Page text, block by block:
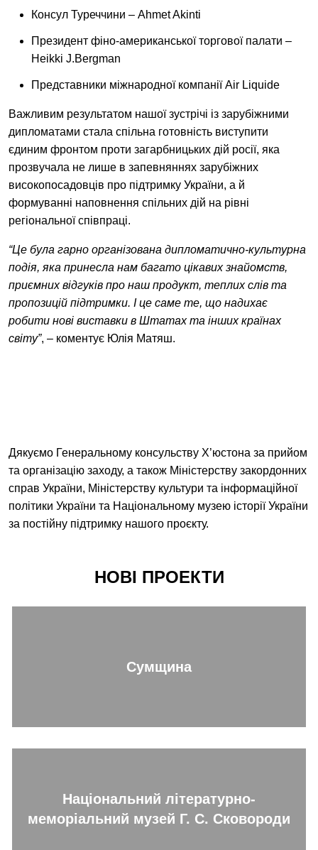
Консул Туреччини – Ahmet Akinti
Президент фіно-американської торгової палати –
Heikki J.Bergman
Представники міжнародної компанії Air Liquide
Важливим результатом нашої зустрічі із зарубіжними
дипломатами стала спільна готовність виступити
єдиним фронтом проти загарбницьких дій росії, яка
прозвучала не лише в запевняннях зарубіжних
високопосадовців про підтримку України, а й
формуванні наповнення спільних дій на рівні
регіональної співпраці.
“Це була гарно організована дипломатично-культурна
подія, яка принесла нам багато цікавих знайомств,
приємних відгуків про наш продукт, теплих слів та
пропозицій підтримки. І це саме те, що надихає
робити нові виставки в Штатах та інших країнах
світу”, – коментує Юлія Матяш.
Дякуємо Генеральному консульству Х’юстона за прийом
та організацію заходу, а також Міністерству закордонних
справ України, Міністерству культури та інформаційної
політики України та Національному музею історії України
за постійну підтримку нашого проєкту.
НОВІ ПРОЕКТИ
Сумщина
Національний літературно-
меморіальний музей Г. С. Сковороди